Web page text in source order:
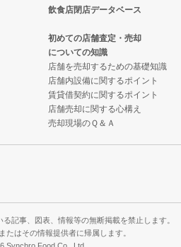
飲食店閉店データベース
初めての店舗査定・売却
についての知識
店舗を売却するための基礎知識
店舗内設備に関するポイント
賃貸借契約に関するポイント
店舗売却に関する心構え
売却現場のＱ＆Ａ
記事、図表、情報等の無断掲載を禁止します。
はその情報提供者に帰属します。